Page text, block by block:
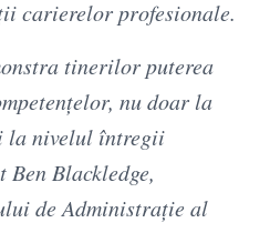
carierelor profesionale.
tinerilor puterea
nu doar la
la nivelul întregii
Blackledge,
de Administrație al